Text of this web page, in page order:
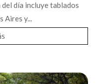
día incluye tablados
Aires y...